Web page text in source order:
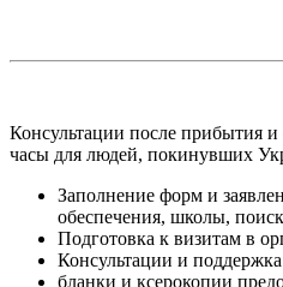
Консультации после прибытия
часы для людей, покинувших
Заполнение форм и
обеспечения, школы,
Подготовка к визитам в
Консультации и
бланки и ксерокопии